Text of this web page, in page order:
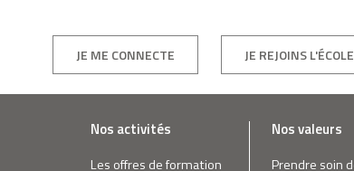
JE ME CONNECTE JE REJOINS
Nos activités
Les offres de formation
Nos valeurs
Prendre soin